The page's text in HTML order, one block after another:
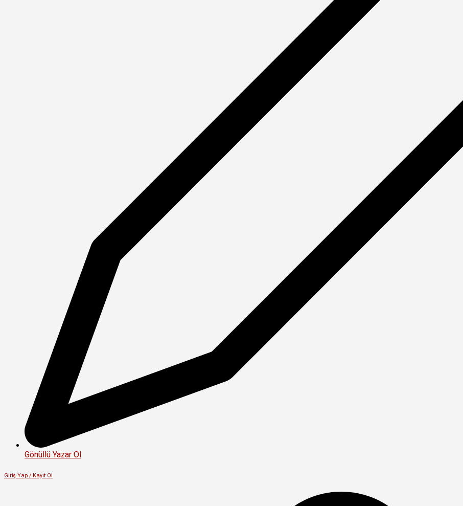
Gönüllü Yazar Ol
Giriş Yap / Kayıt Ol